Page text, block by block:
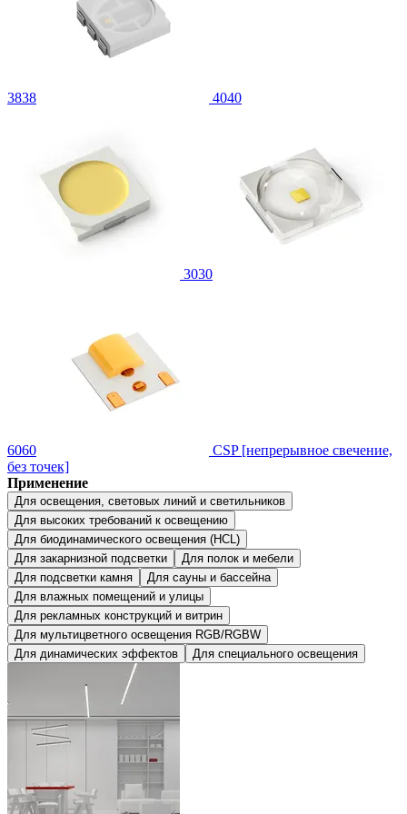
3838 4040
3030
6060
CSP [непрерывное свечение,
без точек]
Применение
Для освещения, световых линий и светильников
Для высоких требований к освещению
Для биодинамического освещения (HCL)
Для закарнизной подсветки
Для полок и мебели
Для подсветки камня
Для сауны и бассейна
Для влажных помещений и улицы
Для рекламных конструкций и витрин
Для мультицветного освещения RGB/RGBW
Для динамических эффектов
Для специального освещения